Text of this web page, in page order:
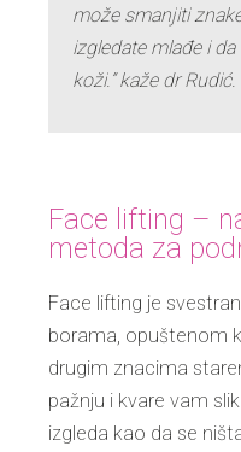
može smanjiti
izgledate mlađe i
koži.” kaže dr Rudić.
Face lifting –
metoda za
Face lifting je
borama, opuštenom
drugim znacima
pažnju i kvare vam
izgleda kao da se